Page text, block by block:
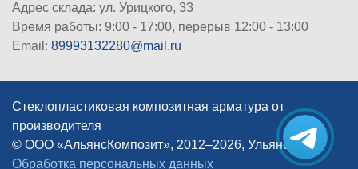
Адрес склада: ул. Урицкого, 33
Время работы: 9:00 - 17:00, перерыв 12:00 - 13:00
Email: 89993132280@mail.ru
Стеклопластиковая композитная арматура от
производителя
© ООО «АльянсКомпозит», 2012–2026, Ульяновск
Обработка персональных данных